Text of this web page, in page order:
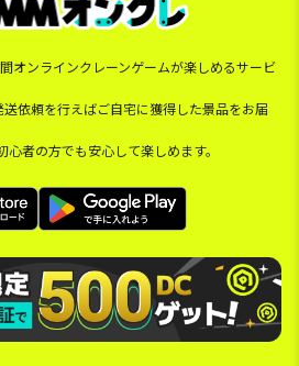
オンラインクレーンゲームが楽しめるサービ
依頼を行えばご自宅に獲得した景品をお届
者の方でも安心して楽しめます。